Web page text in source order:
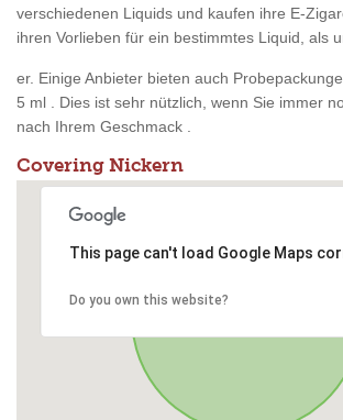
verschiedenen Liquids und kaufen ihre E-
ihren Vorlieben für ein bestimmtes Liquid, als
er. Einige Anbieter bieten auch
5 ml . Dies ist sehr nützlich, wenn Sie immer
nach Ihrem Geschmack .
Covering Nickern
This page can't load Google Maps
Do you own this website?